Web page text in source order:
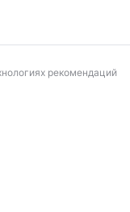
рекомендаций